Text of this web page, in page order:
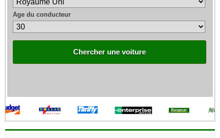
Age du conducteur
Chercher une voiture